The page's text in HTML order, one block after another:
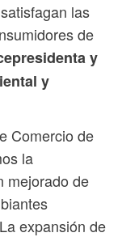
las
de
y
y
Comercio de
la
mejorado de
expansión de